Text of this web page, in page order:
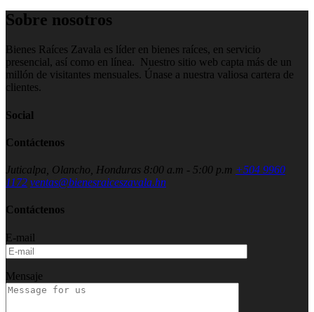
Sobre nosotros
Bienes Raíces Zavala es líder en bienes raíces, en servicio
presencial, así como en línea. Nuestro sitio web capta más de un
millón de visitantes mensuales. Únase a nuestra valiosa cartera de
clientes.
Social
Contáctenos
Juticalpa, Olancho, Honduras 8:00 a.m - 5:00 p.m +504 9960
1172 ventas@bienesraiceszavala.hn
Contáctenos
E-mail
Mensaje